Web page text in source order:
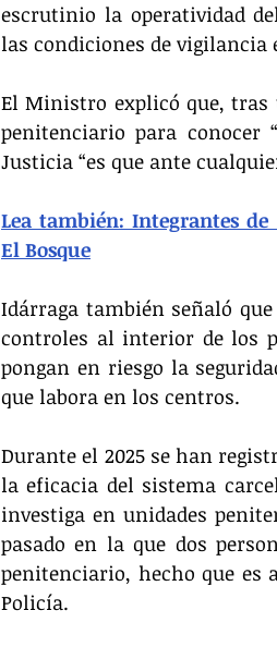
escrutinio la operatividad
las condiciones de vigilancia
El Ministro explicó que, tras
penitenciario para conocer
Justicia “es que ante
Lea también: Integrantes de
El Bosque
Idárraga también señaló
controles al interior de los
pongan en riesgo la
que labora en los centros.
Durante el 2025 se han
la eficacia del sistema
investiga en unidades
pasado en la que dos
penitenciario, hecho que es
Policía.